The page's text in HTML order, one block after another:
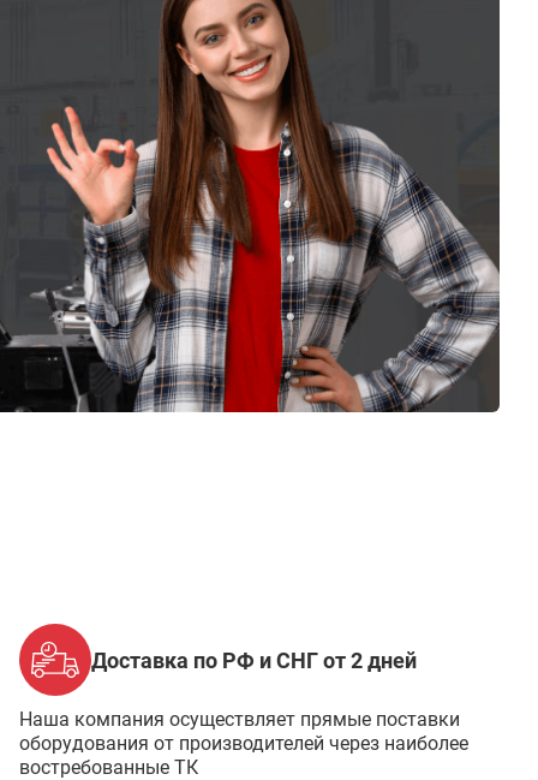
Доставка по РФ и СНГ от 2 дней
Наша компания осуществляет прямые поставки
оборудования от производителей через наиболее
востребованные ТК